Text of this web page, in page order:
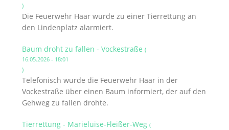
)
Die Feuerwehr Haar wurde zu einer Tierrettung an
den Lindenplatz alarmiert.
Baum droht zu fallen - Vockestraße (
16.05.2026 - 18:01
)
Telefonisch wurde die Feuerwehr Haar in der
Vockestraße über einen Baum informiert, der auf den
Gehweg zu fallen drohte.
Tierrettung - Marieluise-Fleißer-Weg (